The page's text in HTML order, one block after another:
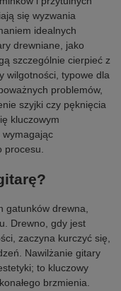
się wyzwania
idealnych
drewniane, jako
szczególnie cierpieć z
wilgotności, typowe dla
problemów,
szyjki czy pęknięcia
kluczowym
wymagając
procesu.
gatunków drewna,
Drewno, gdy jest
zaczyna kurczyć się,
Nawilżanie gitary
to kluczowy
brzmienia.